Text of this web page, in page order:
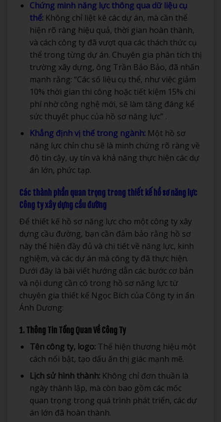
Chứng minh năng lực thông qua dữ liệu cụ
thể:Không chỉ liệt kê các dự án, mà cần thể
hiện rõ ràng hiệu quả, thời gian hoàn thành,
và cách công ty đã vượt qua các thách thức cụ
thể trong từng dự án. Chuyên gia phân tích thị
trường xây dựng, ông Trần Bảo Bảo, đã nhấn
mạnh rằng: “Các số liệu cụ thể, như việc giảm
10% thời gian thi công hoặc tiết kiệm 15% chi
phí nhờ công nghệ mới, sẽ làm tăng đáng kể
sức thuyết phục của hồ sơ năng lực” .
Khẳng định vị thế trong ngành:Một hồ sơ
năng lực chỉn chu sẽ là minh chứng rõ ràng về
độ tin cậy, uy tín và khả năng thực hiện các dự
án lớn, phức tạp.
Các thành phần quan trọng trong thiết kế hồ sơ năng lực
Công ty xây dựng cầu đường
Để thiết kế hồ sơ năng lực cho một công ty xây
dựng cầu đường, bạn cần đảm bảo rằng hồ sơ
này thể hiện đầy đủ và chi tiết về năng lực, kinh
nghiệm, và các dự án mà công ty đã thực hiện.
Dưới đây là bài viết hướng dẫn các bước cơ bản
và nội dung cần có trong hồ sơ năng lực từ
chuyên gia thiết kế Ngọc Bích của Công ty in ấn
Ánh Dương:
1. Thông Tin Tổng Quan Về Công Ty
Tên công ty, logo:Thể hiện thương hiệu một
cách nổi bật, tạo dấu ấn thị giác mạnh mẽ.
Lịch sử hình thành:Không chỉ đơn thuần là
ngày thành lập, mà còn bao gồm các mốc
quan trọng trong quá trình phát triển, các dự
án lớn đã hoàn thành.